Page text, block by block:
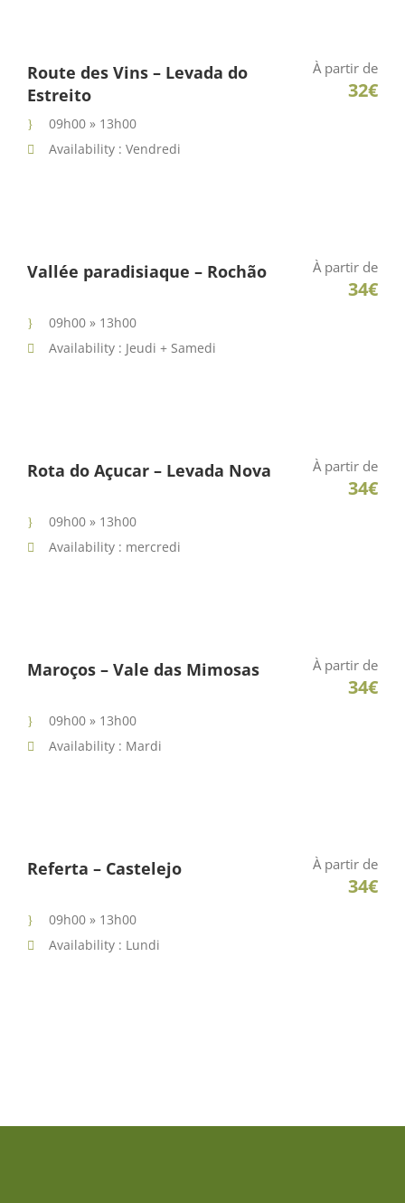
Route des Vins – Levada do
Estreito
À partir de
32€
09h00 » 13h00
Availability : Vendredi
Vallée paradisiaque – Rochão À partir de
34€
09h00 » 13h00
Availability : Jeudi + Samedi
Rota do Açucar – Levada Nova À partir de
34€
09h00 » 13h00
Availability : mercredi
Maroços – Vale das Mimosas À partir de
34€
09h00 » 13h00
Availability : Mardi
Referta – Castelejo À partir de
34€
09h00 » 13h00
Availability : Lundi